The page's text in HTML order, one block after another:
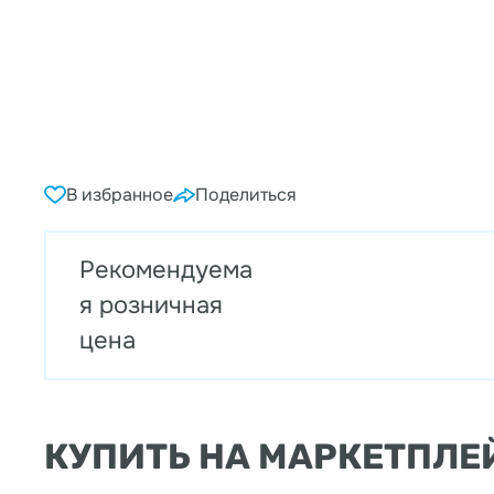
В избранное Поделиться
Рекомендуема
я розничная
цена
КУПИТЬ НА